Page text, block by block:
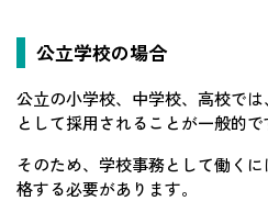
公立学校の場合
公立の小学校、中学校、高校で
として採用されることが一般的で
そのため、学校事務として働く
格する必要があります。